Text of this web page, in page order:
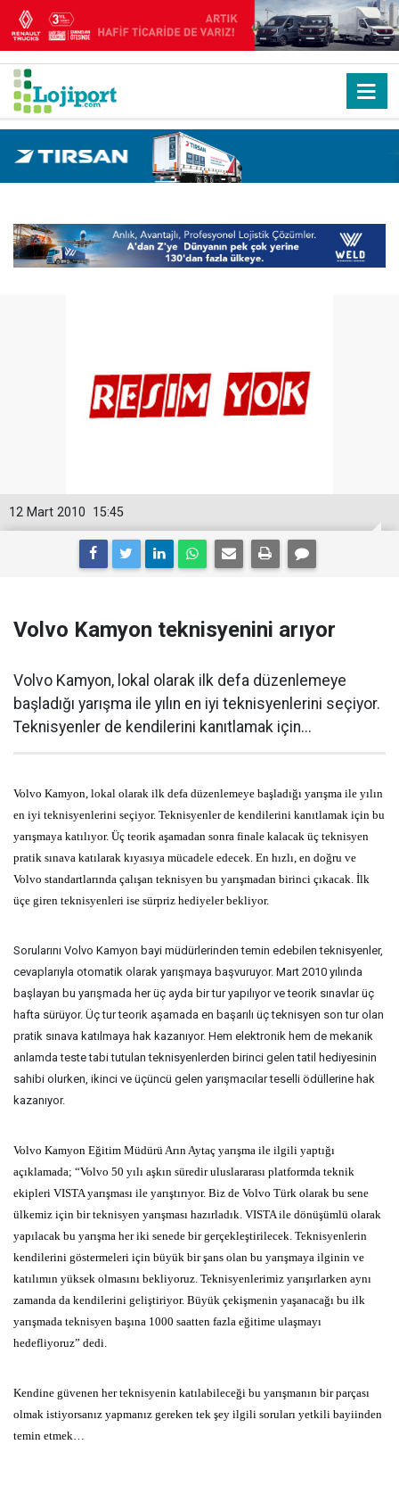
15:45
12 Mart 2010
Volvo Kamyon teknisyenini arıyor
Volvo Kamyon, lokal olarak ilk defa düzenlemeye
başladığı yarışma ile yılın en iyi teknisyenlerini seçiyor.
Teknisyenler de kendilerini kanıtlamak için...
Volvo Kamyon, lokal olarak ilk defa düzenlemeye başladığı yarışma ile yılın
en iyi teknisyenlerini seçiyor. Teknisyenler de kendilerini kanıtlamak için bu
yarışmaya katılıyor. Üç teorik aşamadan sonra finale kalacak üç teknisyen
pratik sınava katılarak kıyasıya mücadele edecek. En hızlı, en doğru ve
Volvo standartlarında çalışan teknisyen bu yarışmadan birinci çıkacak. İlk
üçe giren teknisyenleri ise sürpriz hediyeler bekliyor.
Sorularını Volvo Kamyon bayi müdürlerinden temin edebilen teknisyenler,
cevaplarıyla otomatik olarak yarışmaya başvuruyor. Mart 2010 yılında
başlayan bu yarışmada her üç ayda bir tur yapılıyor ve teorik sınavlar üç
hafta sürüyor. Üç tur teorik aşamada en başarılı üç teknisyen son tur olan
pratik sınava katılmaya hak kazanıyor. Hem elektronik hem de mekanik
anlamda teste tabi tutulan teknisyenlerden birinci gelen tatil hediyesinin
sahibi olurken, ikinci ve üçüncü gelen yarışmacılar teselli ödüllerine hak
kazanıyor.
Volvo Kamyon Eğitim Müdürü Arın Aytaç yarışma ile ilgili yaptığı
açıklamada; “Volvo 50 yılı aşkın süredir uluslararası platformda teknik
ekipleri VISTA yarışması ile yarıştırıyor. Biz de Volvo Türk olarak bu sene
ülkemiz için bir teknisyen yarışması hazırladık. VISTA ile dönüşümlü olarak
yapılacak bu yarışma her iki senede bir gerçekleştirilecek. Teknisyenlerin
kendilerini göstermeleri için büyük bir şans olan bu yarışmaya ilginin ve
katılımın yüksek olmasını bekliyoruz. Teknisyenlerimiz yarışırlarken aynı
zamanda da kendilerini geliştiriyor. Büyük çekişmenin yaşanacağı bu ilk
yarışmada teknisyen başına 1000 saatten fazla eğitime ulaşmayı
hedefliyoruz” dedi.
Kendine güvenen her teknisyenin katılabileceği bu yarışmanın bir parçası
olmak istiyorsanız yapmanız gereken tek şey ilgili soruları yetkili bayiinden
temin etmek…